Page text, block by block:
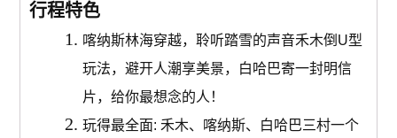
中東/非洲
景点
行程特色
喀纳斯林海穿越，聆听踏雪的声音禾木倒U型
玩法，避开人潮享美景，白哈巴寄一封明信
片，给你最想念的人！
玩得最全面: 禾木、喀纳斯、白哈巴三村一个